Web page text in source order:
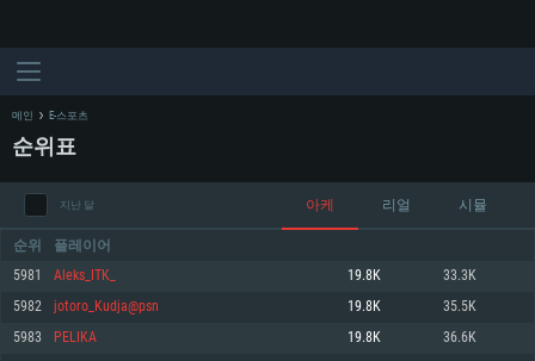
시스템 요구사항
메인 E-스포츠
순위표
지난 달 아케 리얼 시뮬
순위 플레이어
5981 Aleks_ITK_ 19.8K 33.3K
5982 jotoro_Kudja@psn 19.8K 35.5K
5983 PELIKA 19.8K 36.6K